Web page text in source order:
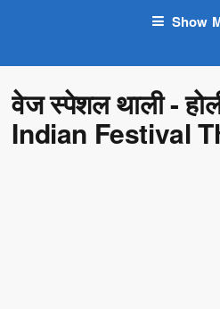
Show
वेज स्पेशल थाली -
Indian Festival